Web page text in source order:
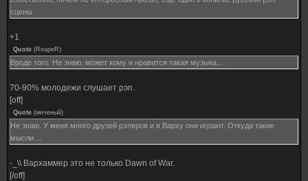
сцены.
+1
Quote (ReapeR)
Вроде того. Не знаю, может кому и нравится такая музыка...
70-90% молодежи слушает рэп.
[off]
Quote (меченый)
Не знаю. У меня много друзей рэперов и в Варху они играют. Откуда такие
мысли....
-_\\ Вархаммер это не только Dawn of War.
[/off]